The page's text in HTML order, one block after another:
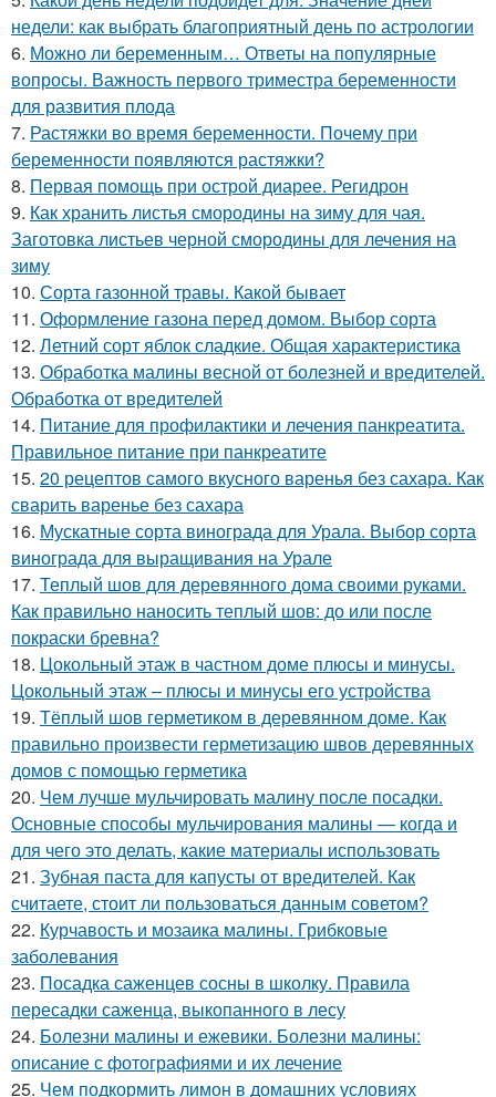
недели: как выбрать благоприятный день по астрологии
6. Можно ли беременным… Ответы на популярные
вопросы. Важность первого триместра беременности
для развития плода
7. Растяжки во время беременности. Почему при
беременности появляются растяжки?
8. Первая помощь при острой диарее. Регидрон
9. Как хранить листья смородины на зиму для чая.
Заготовка листьев черной смородины для лечения на
зиму
10. Сорта газонной травы. Какой бывает
11. Оформление газона перед домом. Выбор сорта
12. Летний сорт яблок сладкие. Общая характеристика
13. Обработка малины весной от болезней и вредителей.
Обработка от вредителей
14. Питание для профилактики и лечения панкреатита.
Правильное питание при панкреатите
15. 20 рецептов самого вкусного варенья без сахара. Как
сварить варенье без сахара
16. Мускатные сорта винограда для Урала. Выбор сорта
винограда для выращивания на Урале
17. Теплый шов для деревянного дома своими руками.
Как правильно наносить теплый шов: до или после
покраски бревна?
18. Цокольный этаж в частном доме плюсы и минусы.
Цокольный этаж – плюсы и минусы его устройства
19. Тёплый шов герметиком в деревянном доме. Как
правильно произвести герметизацию швов деревянных
домов с помощью герметика
20. Чем лучше мульчировать малину после посадки.
Основные способы мульчирования малины — когда и
для чего это делать, какие материалы использовать
21. Зубная паста для капусты от вредителей. Как
считаете, стоит ли пользоваться данным советом?
22. Курчавость и мозаика малины. Грибковые
заболевания
23. Посадка саженцев сосны в школку. Правила
пересадки саженца, выкопанного в лесу
24. Болезни малины и ежевики. Болезни малины:
описание с фотографиями и их лечение
25. Чем подкормить лимон в домашних условиях